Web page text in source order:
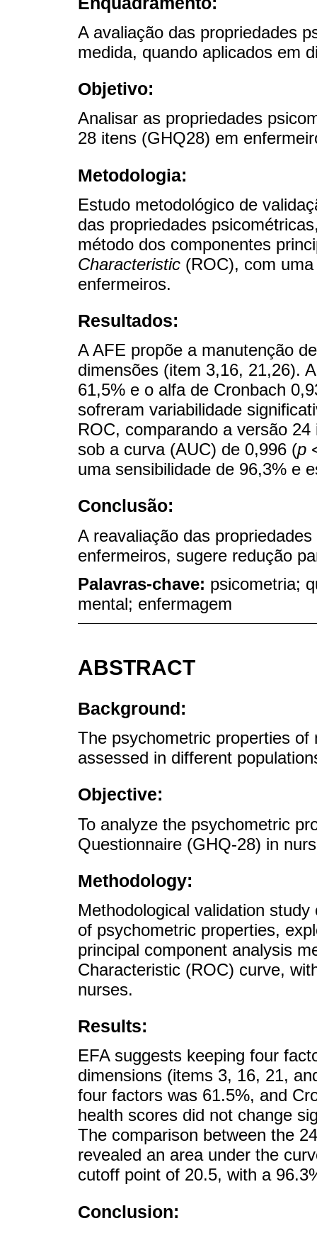
A avaliação das propriedades
medida, quando aplicados em
Objetivo:
Analisar as propriedades
28 itens (GHQ28) em
Metodologia:
Estudo metodológico de
das propriedades
método dos componentes
Characteristic (ROC), com
enfermeiros.
Resultados:
A AFE propõe a manutenção
dimensões (item 3,16, 21,26).
61,5% e o alfa de Cronbach
sofreram variabilidade
ROC, comparando a versão
sob a curva (AUC) de 0,996 (p
uma sensibilidade de 96,3% e
Conclusão:
A reavaliação das
enfermeiros, sugere redução
Palavras-chave: psicometria;
mental; enfermagem
ABSTRACT
Background:
The psychometric properties
assessed in different
Objective:
To analyze the psychometric
Questionnaire (GHQ-28) in
Methodology:
Methodological validation
of psychometric properties,
principal component analysis
Characteristic (ROC) curve,
nurses.
Results:
EFA suggests keeping four
dimensions (items 3, 16, 21,
four factors was 61.5%, and
health scores did not change
The comparison between the
revealed an area under the
cutoff point of 20.5, with a
Conclusion: